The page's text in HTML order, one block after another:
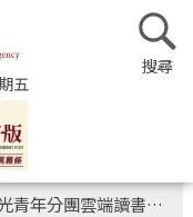
五
讀書會 與人間佛教研究院副院長妙光法師接心